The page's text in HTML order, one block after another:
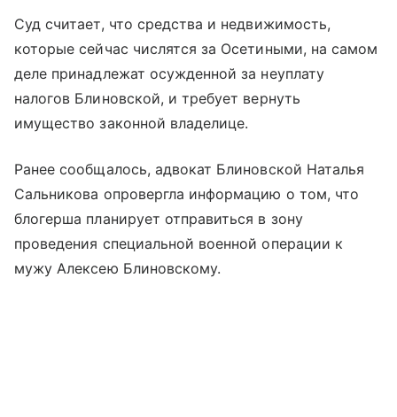
Суд считает, что средства и недвижимость,
которые сейчас числятся за Осетиными, на самом
деле принадлежат осужденной за неуплату
налогов Блиновской, и требует вернуть
имущество законной владелице.
Ранее сообщалось, адвокат Блиновской Наталья
Сальникова опровергла информацию о том, что
блогерша планирует отправиться в зону
проведения специальной военной операции к
мужу Алексею Блиновскому.